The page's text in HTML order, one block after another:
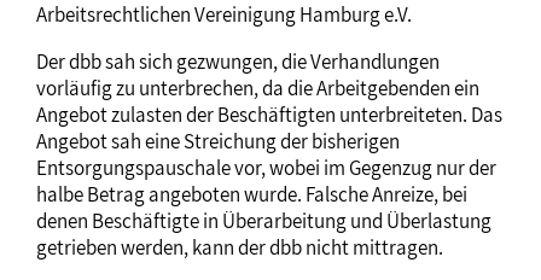
Arbeitsrechtlichen Vereinigung Hamburg e.V.
Der dbb sah sich gezwungen, die Verhandlungen
vorläufig zu unterbrechen, da die Arbeitgebenden ein
Angebot zulasten der Beschäftigten unterbreiteten. Das
Angebot sah eine Streichung der bisherigen
Entsorgungspauschale vor, wobei im Gegenzug nur der
halbe Betrag angeboten wurde. Falsche Anreize, bei
denen Beschäftigte in Überarbeitung und Überlastung
getrieben werden, kann der dbb nicht mittragen.